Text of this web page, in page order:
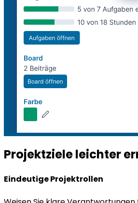
Projektziele leichter
Eindeutige Projektrollen